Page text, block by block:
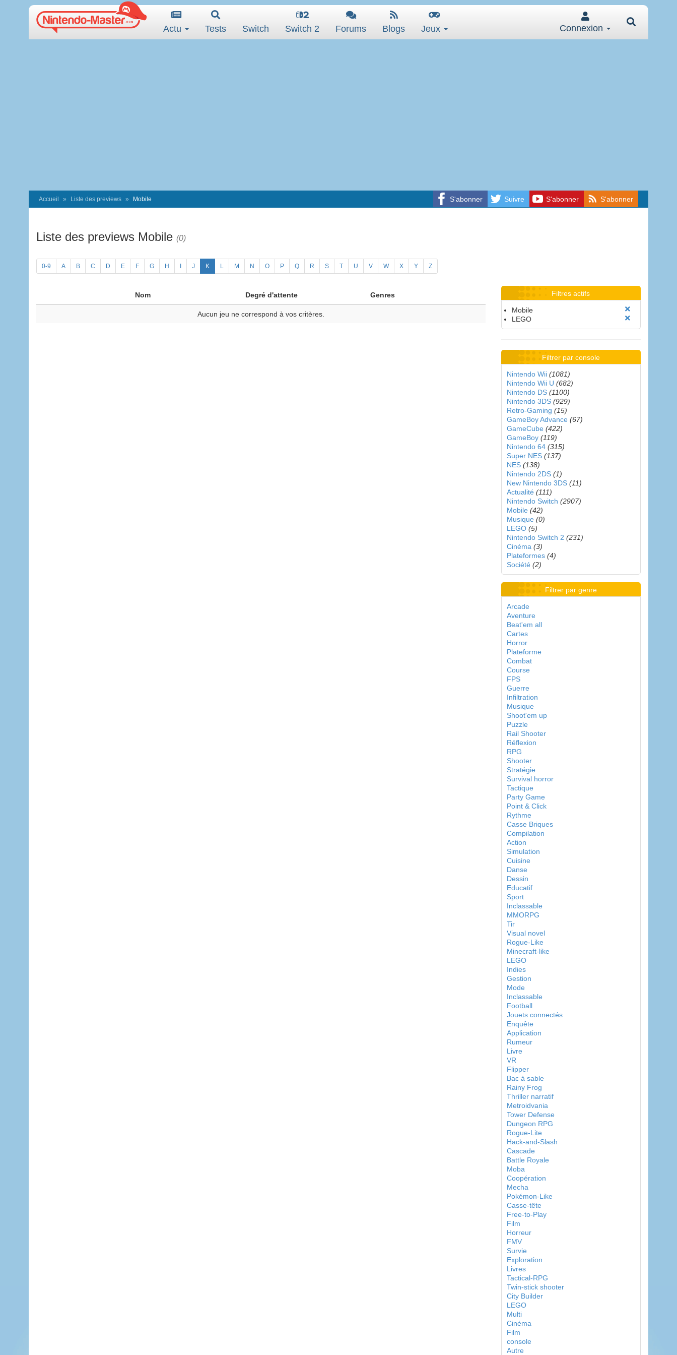
Actu Tests Switch Switch 2 Forums Blogs Jeux Connexion
S'abonner Suivre S'abonner S'abonner
Accueil Liste des previews Mobile
Liste des previews Mobile (0)
0-9 A B C D E F G H J K L M N O P Q R S T U V W X Y Z
Nom Degré d'attente Genres
Aucun jeu ne correspond à vos critères.
Filtres actifs
Mobile
LEGO
Filtrer par console
Nintendo Wii (1081)
Nintendo Wii U (682)
Nintendo DS (1100)
Nintendo 3DS (929)
Retro-Gaming (15)
GameBoy Advance (67)
GameCube (422)
GameBoy (119)
Nintendo 64 (315)
Super NES (137)
NES (138)
Nintendo 2DS (1)
New Nintendo 3DS (11)
Actualité (111)
Nintendo Switch (2907)
Mobile (42)
Musique (0)
LEGO (5)
Nintendo Switch 2 (231)
Cinéma (3)
Plateformes (4)
Société (2)
Filtrer par genre
Arcade
Aventure
Beat'em all
Cartes
Horror
Plateforme
Combat
Course
FPS
Guerre
Infiltration
Musique
Shoot'em up
Puzzle
Rail Shooter
Réflexion
RPG
Shooter
Stratégie
Survival horror
Tactique
Party Game
Point & Click
Rythme
Casse Briques
Compilation
Action
Simulation
Cuisine
Danse
Dessin
Educatif
Sport
Inclassable
MMORPG
Tir
Visual novel
Rogue-Like
Minecraft-like
LEGO
Indies
Gestion
Mode
Inclassable
Football
Jouets connectés
Enquête
Application
Rumeur
Livre
VR
Flipper
Bac à sable
Rainy Frog
Thriller narratif
Metroidvania
Tower Defense
Dungeon RPG
Rogue-Lite
Hack-and-Slash
Cascade
Battle Royale
Moba
Coopération
Mecha
Pokémon-Like
Casse-tête
Free-to-Play
Film
Horreur
FMV
Survie
Exploration
Livres
Tactical-RPG
Twin-stick shooter
City Builder
LEGO
Multi
Cinéma
Film
console
Autre